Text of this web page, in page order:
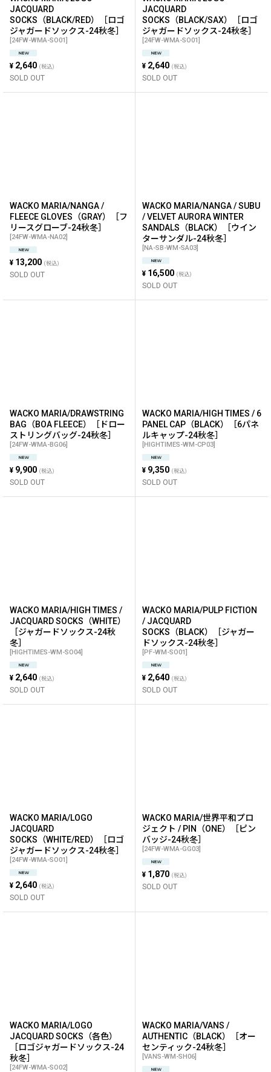
JACQUARD
SOCKS（BLACK/RED）［ロゴ
ジャガードソックス-24秋冬］
[24FW-WMA-SO01]
¥ 2,640 (税込)
SOLD OUT
JACQUARD
SOCKS（BLACK/SAX）［ロゴ
ジャガードソックス-24秋冬］
[24FW-WMA-SO01]
¥ 2,640 (税込)
SOLD OUT
WACKO MARIA/NANGA /
FLEECE GLOVES（GRAY）［フ
リースグローブ-24秋冬］
[24FW-WMA-NA02]
¥ 13,200 (税込)
SOLD OUT
WACKO MARIA/NANGA / SUBU
/ VELVET AURORA WINTER
SANDALS（BLACK）［ウイン
ターサンダル-24秋冬］
[NA-SB-WM-SA03]
¥ 16,500 (税込)
SOLD OUT
WACKO MARIA/DRAWSTRING
BAG（BOA FLEECE）［ドロー
ストリングバッグ-24秋冬］
[24FW-WMA-BG06]
¥ 9,900 (税込)
SOLD OUT
WACKO MARIA/HIGH TIMES / 6
PANEL CAP（BLACK）［6パネ
ルキャップ-24秋冬］
[HIGHTIMES-WM-CP03]
¥ 9,350 (税込)
SOLD OUT
WACKO MARIA/HIGH TIMES /
JACQUARD SOCKS（WHITE）
［ジャガードソックス-24秋
冬］
[HIGHTIMES-WM-SO04]
¥ 2,640 (税込)
SOLD OUT
WACKO MARIA/PULP FICTION
/ JACQUARD
SOCKS（BLACK）［ジャガー
ドソックス-24秋冬］
[PF-WM-SO01]
¥ 2,640 (税込)
SOLD OUT
WACKO MARIA/LOGO
JACQUARD
SOCKS（WHITE/RED）［ロゴ
ジャガードソックス-24秋冬］
[24FW-WMA-SO01]
¥ 2,640 (税込)
SOLD OUT
WACKO MARIA/世界平和プロ
ジェクト / PIN（ONE）［ピン
バッジ-24秋冬］
[24FW-WMA-GG03]
¥ 1,870 (税込)
SOLD OUT
WACKO MARIA/LOGO
JACQUARD SOCKS（各色）
［ロゴジャガードソックス-24
秋冬］
[24FW-WMA-SO02]
WACKO MARIA/VANS /
AUTHENTIC（BLACK）［オー
センティック-24秋冬］
[VANS-WM-SH06]